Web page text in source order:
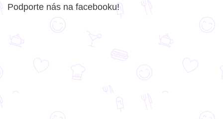
Podporte nás na facebooku!